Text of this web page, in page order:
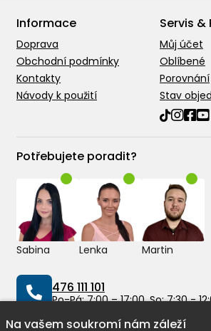
Informace
Doprava
Obchodní podmínky
Kontakty
Návody k použití
Servis &
Můj účet
Oblíbené
Porovnání
Stav
Potřebujete poradit?
Sabina Lenka Martin
476 111 101
Po-Pá: 7:00 – 17:00, So: 7:30 -
Na vašem soukromí nám záleží